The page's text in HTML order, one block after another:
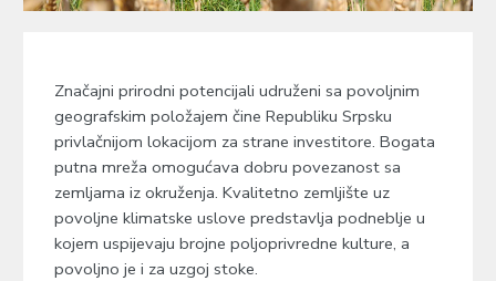
Značajni prirodni potencijali udruženi sa povoljnim
geografskim položajem čine Republiku Srpsku
privlačnijom lokacijom za strane investitore. Bogata
putna mreža omogućava dobru povezanost sa
zemljama iz okruženja. Kvalitetno zemljište uz
povoljne klimatske uslove predstavlja podneblje u
kojem uspijevaju brojne poljoprivredne kulture, a
povoljno je i za uzgoj stoke.